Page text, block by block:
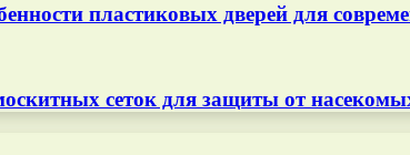
пластиковых дверей для
сеток для защиты от